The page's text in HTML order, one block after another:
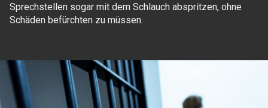
Sprechstellen sogar mit dem Schlauch abspritzen, ohne
Schäden befürchten zu müssen.